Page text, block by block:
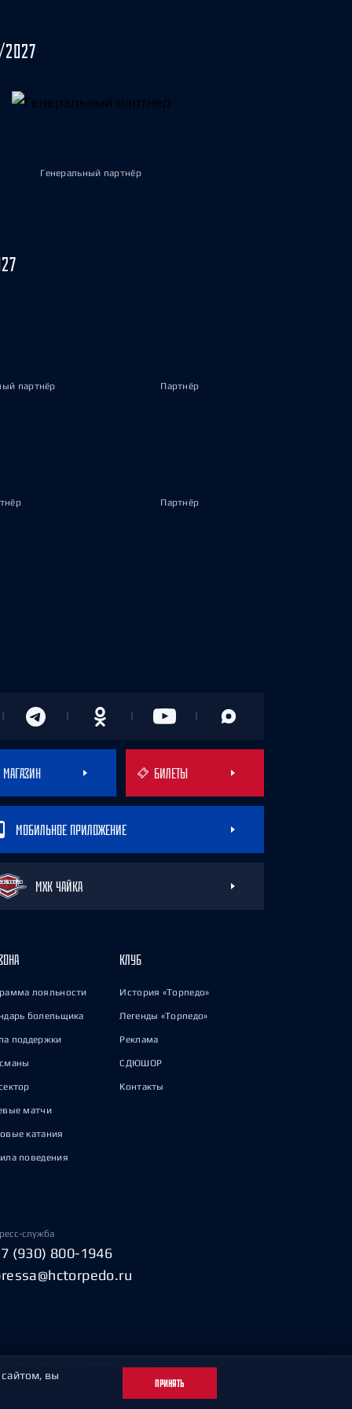
Генеральный партнёр
партнёр Партнёр
Партнёр
МАГАЗИН БИЛЕТЫ
МОБИЛЬНОЕ ПРИЛОЖЕНИЕ
МХК ЧАЙКА
лояльности
болельщика
поддержки
матчи
катания
поведения
КЛУБ
История «Торпедо»
Легенды «Торпедо»
Реклама
СДЮШОР
Контакты
служба
(930) 800-1946
сайтом, вы
ПРИНЯТЬ